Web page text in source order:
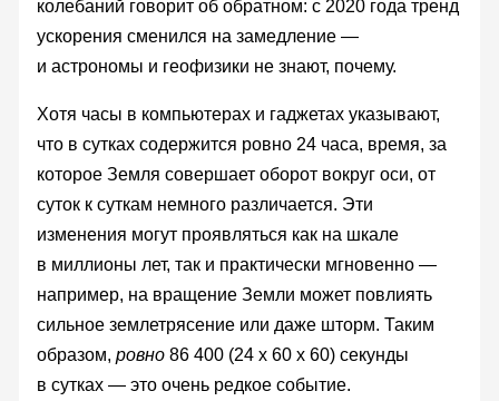
колебаний говорит об обратном: с 2020 года тренд
ускорения сменился на замедление —
и астрономы и геофизики не знают, почему.
Хотя часы в компьютерах и гаджетах указывают,
что в сутках содержится ровно 24 часа, время, за
которое Земля совершает оборот вокруг оси, от
суток к суткам немного различается. Эти
изменения могут проявляться как на шкале
в миллионы лет, так и практически мгновенно —
например, на вращение Земли может повлиять
сильное землетрясение или даже шторм. Таким
образом, ровно86 400 (24 x 60 x 60) секунды
в сутках — это очень редкое событие.